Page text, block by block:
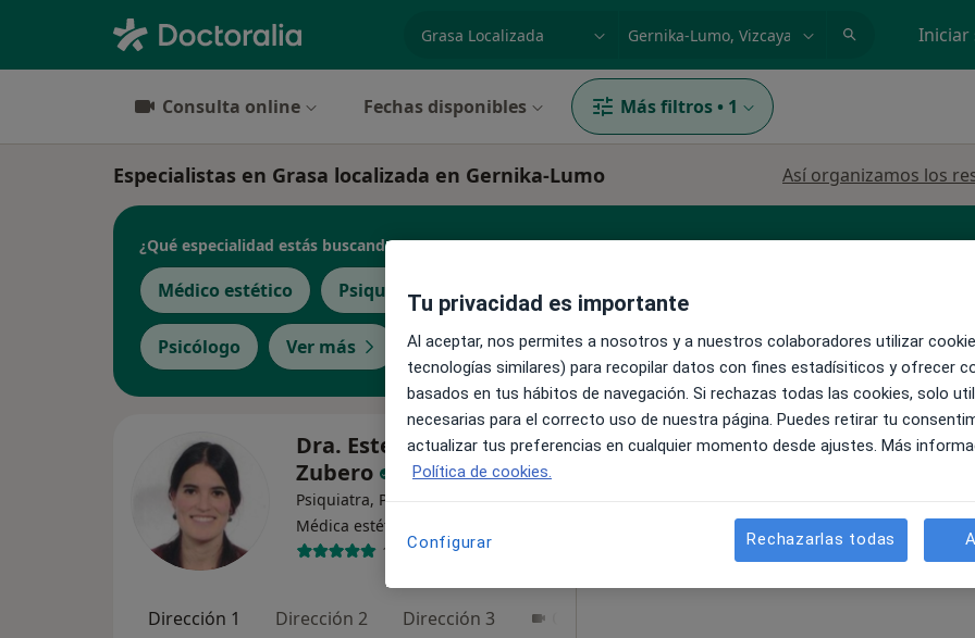
Iniciar
Consulta online Fechas disponibles Más filtros • 1
Especialistas en Grasa localizada en Gernika-Lumo Así organizamos los
¿Qué especialidad estás buscando?
Médico estético Psiquiatra Psiquiatra infantil
Psicólogo Ver más
Dra. Ester Zarandona
Zubero
Psiquiatra, Psiquiatra infantil,
Médica estética
1 opinión
Dirección 1 Dirección 2 Dirección 3
La reserva de cita online no está
Tu privacidad es importante
Al aceptar, nos permites a nosotros y a nuestros colaboradores utilizar
tecnologías similares) para recopilar datos con fines estadísiticos y ofrecer
basados en tus hábitos de navegación. Si rechazas todas las cookies, solo
necesarias para el correcto uso de nuestra página. Puedes retirar tu
actualizar tus preferencias en cualquier momento desde ajustes. Más
Política de cookies.
Configurar Rechazarlas todas